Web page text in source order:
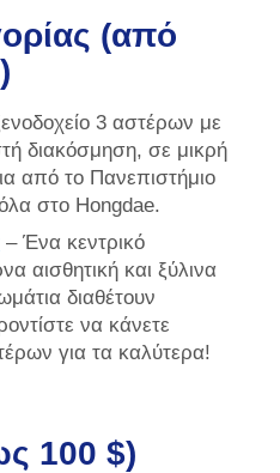
(από
3 αστέρων με
διακόσμηση, σε μικρή
από το Πανεπιστήμιο
στο Hongdae.
– Ένα κεντρικό
αισθητική και ξύλινα
διαθέτουν
να κάνετε
για τα καλύτερα!
100 $)